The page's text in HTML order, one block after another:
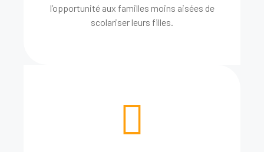
l’opportunité aux familles moins aisées de
scolariser leurs filles.